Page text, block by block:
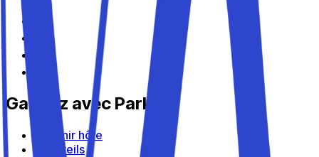
Gagnez avec Parkito
Devenir hôte
Appareils